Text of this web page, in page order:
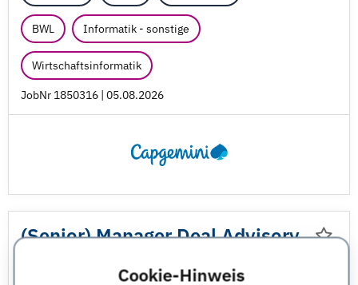
Cookie-Hinweis
BWL Informatik - sonstige
Wirtschaftsinformatik
JobNr 1850316 | 05.08.2026
(Senior) Manager Deal Advisory